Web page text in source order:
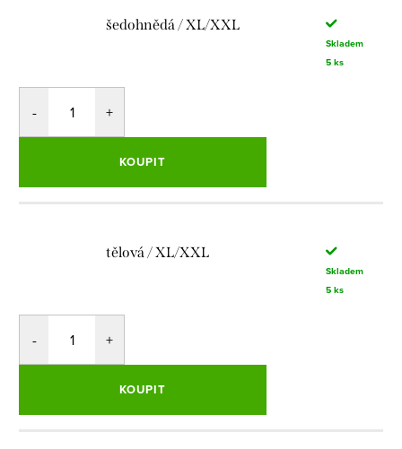
šedohnědá / XL/XXL
Skladem
5 ks
KOUPIT
tělová / XL/XXL
Skladem
5 ks
KOUPIT